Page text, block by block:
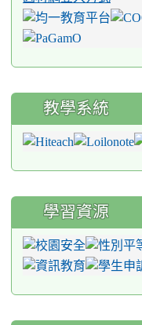
教學系統
學習資源